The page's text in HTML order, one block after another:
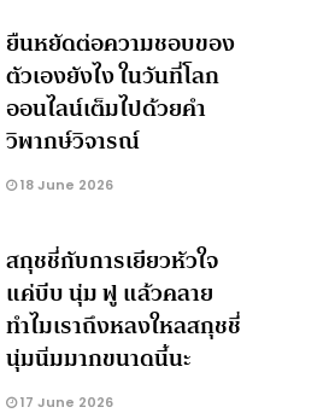
ยืนหยัดต่อความชอบของ
ตัวเองยังไง ในวันที่โลก
ออนไลน์เต็มไปด้วยคำ
วิพากษ์วิจารณ์
18 June 2026
สกุชชี่กับการเยียวหัวใจ
แค่บีบ นุ่ม ฟู แล้วคลาย
ทำไมเราถึงหลงใหลสกุชชี่
นุ่มนิ่มมากขนาดนี้นะ
17 June 2026